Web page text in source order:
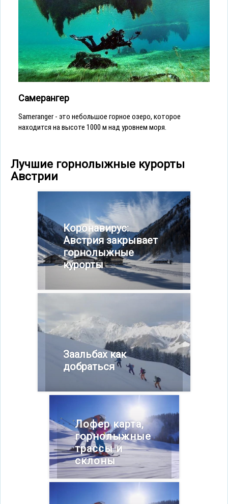
Самерангер
Sameranger - это небольшое горное озеро, которое
находится на высоте 1000 м над уровнем моря.
Лучшие горнолыжные курорты
Австрии
Коронавирус:
Австрия закрывает
горнолыжные
курорты
Заальбах как
добраться
Лофер карта,
горнолыжные
трассы и
склоны